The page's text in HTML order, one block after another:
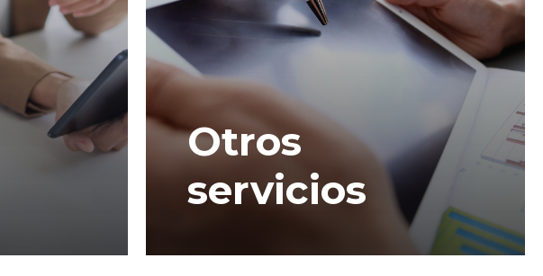
Otros
servicios